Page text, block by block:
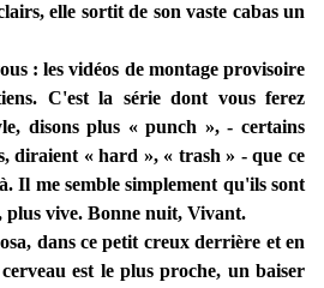
elle sortit de son vaste cabas un
: les vidéos de montage provisoire
C'est la série dont vous ferez
disons plus « punch », - certains
diraient « hard », « trash » - que ce
Il me semble simplement qu'ils sont
plus vive. Bonne nuit, Vivant.
dans ce petit creux derrière et en
est le plus proche, un baiser